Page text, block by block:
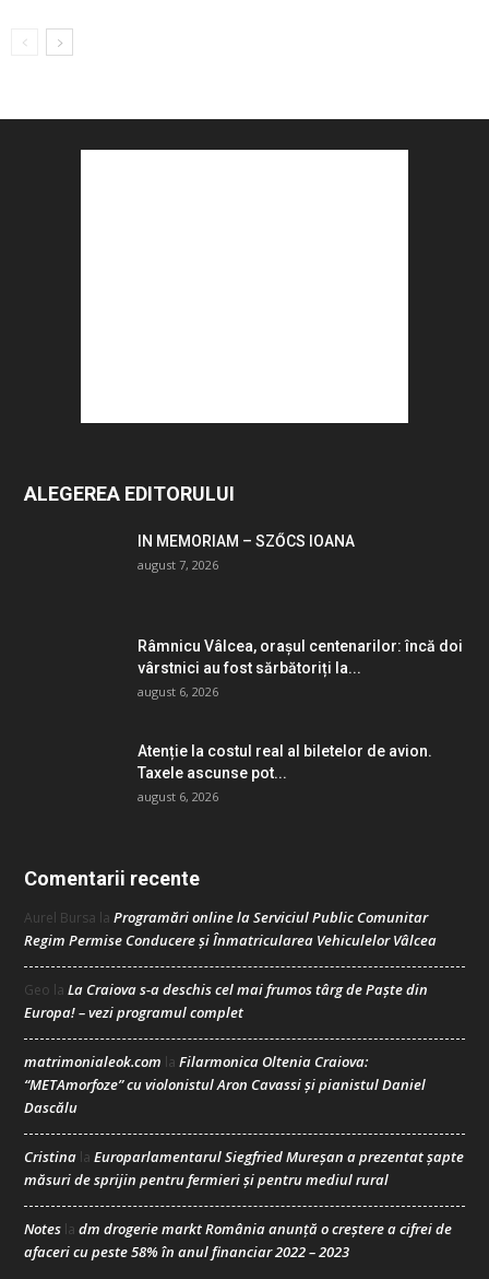
ALEGEREA EDITORULUI
IN MEMORIAM – SZŐCS IOANA
august 7, 2026
Râmnicu Vâlcea, orașul centenarilor: încă doi
vârstnici au fost sărbătoriți la...
august 6, 2026
Atenție la costul real al biletelor de avion.
Taxele ascunse pot...
august 6, 2026
Comentarii recente
Aurel Bursa la Programări online la Serviciul Public Comunitar
Regim Permise Conducere şi Înmatricularea Vehiculelor Vâlcea
Geo la La Craiova s-a deschis cel mai frumos târg de Paște din
Europa! – vezi programul complet
matrimonialeok.com la Filarmonica Oltenia Craiova:
“METAmorfoze” cu violonistul Aron Cavassi și pianistul Daniel
Dascălu
Cristina la Europarlamentarul Siegfried Mureșan a prezentat șapte
măsuri de sprijin pentru fermieri și pentru mediul rural
Notes la dm drogerie markt România anunță o creștere a cifrei de
afaceri cu peste 58% în anul financiar 2022 – 2023